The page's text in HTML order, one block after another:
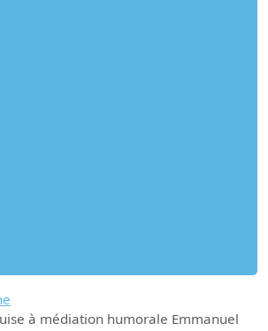
à médiation humorale Emmanuel